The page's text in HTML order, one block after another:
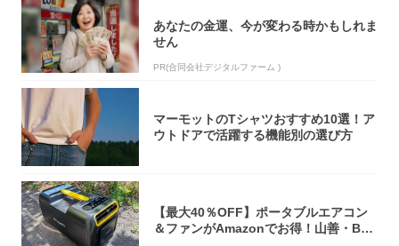
あなたの金運、今が変わる時かもしれま
せん
PR(合同会社デジタルファーム )
マーモットのTシャツおすすめ10選！ア
ウトドアで活躍する機能別の選び方
【最大40％OFF】ポータブルエアコン
＆ファンがAmazonでお得！山善・Bo